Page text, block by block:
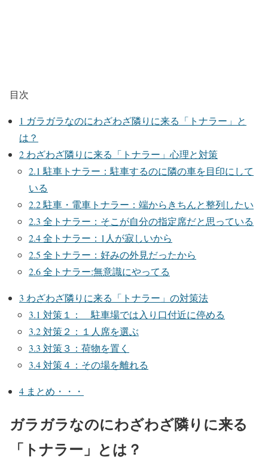
目次
1 ガラガラなのにわざわざ隣りに来る「トナラー」と
は？
2 わざわざ隣りに来る「トナラー」心理と対策
2.1 駐車トナラー：駐車するのに隣の車を目印にして
いる
2.2駐車・電車トナラー：端からきちんと整列したい
2.3 全トナラー：そこが自分の指定席だと思っている
2.4全トナラー：1人が寂しいから
2.5 全トナラー：好みの外見だったから
2.6全トナラー:無意識にやってる
3 わざわざ隣りに来る「トナラー」の対策法
3.1 対策１： 駐車場では入り口付近に停める
3.2対策２：１人席を選ぶ
3.3 対策３：荷物を置く
3.4対策４：その場を離れる
4 まとめ・・・
ガラガラなのにわざわざ隣りに来る
「トナラー」とは？